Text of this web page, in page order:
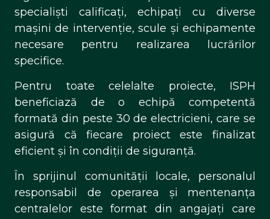
specialiști calificați, echipați cu diverse
mașini de intervenție, scule și echipamente
necesare pentru realizarea lucrărilor
specifice.
Pentru toate celelalte proiecte, ISPH
beneficiază de o echipă competentă
formată din peste 30 de electricieni, care se
asigură că fiecare proiect este finalizat
eficient și în condiții de siguranță.
În sprijinul comunității locale, personalul
responsabil de operarea și mentenanța
centralelor este format din angajați care